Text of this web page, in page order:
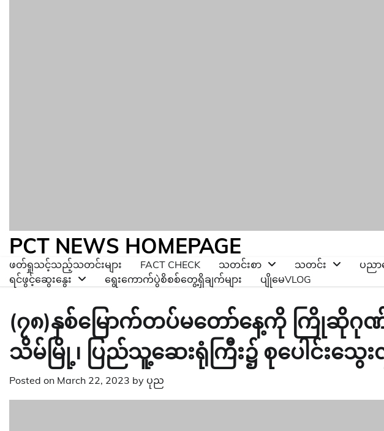
PCT NEWS HOMEPAGE
ဖတ်ရှုသင့်သည့်သတင်းများ FACT CHECK သတင်းစာ သတင်း ပညာ
ရင်ဖွင့်ဆွေးနွေး
ရွေးကောက်ပွဲစိစစ်တွေ့ရှိချက်များ ပျိုမေVLOG
(၇၈)နှစ်မြောက်တပ်မတော်နေ့ကို ကြိုဆိုဂုဏ်
သိမ်မြို့၊ ပြည်သူ့ဆေးရုံကြီး၌ စုပေါင်းသွေ
Posted on March 22, 2023 by ပုည